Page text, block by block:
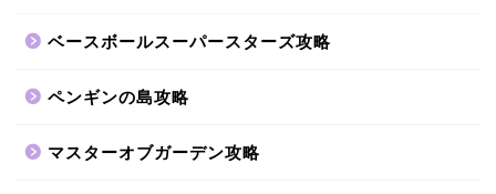
ベースボールスーパースターズ攻略
ペンギンの島攻略
マスターオブガーデン攻略